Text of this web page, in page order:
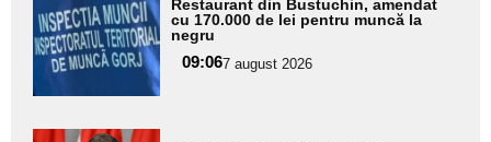
aici textul
pentru
subtitlu
Restaurant din Bustuchin, amendat
cu 170.000 de lei pentru muncă la
negru
09:067 august 2026